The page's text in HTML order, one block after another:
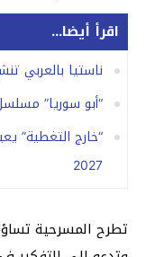
اقرأ أيضا...
ناستيا بالعربي
“أبو سوريا”
“خارج التغطية”
2027
تطرح المسرحية